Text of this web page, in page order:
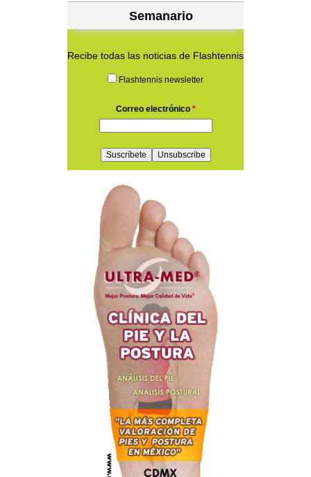
Semanario
Recibe todas las noticias de Flashtennis
Flashtennis newsletter
Correo electrónico *